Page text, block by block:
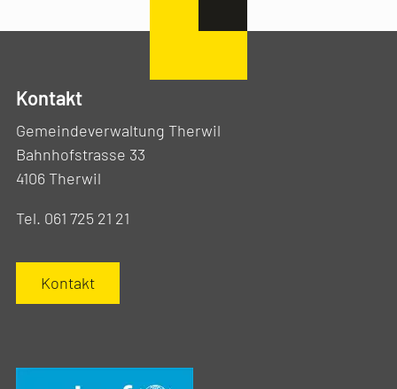
Kontakt
Gemeindeverwaltung Therwil
Bahnhofstrasse 33
4106 Therwil
Tel. 061 725 21 21
Kontakt